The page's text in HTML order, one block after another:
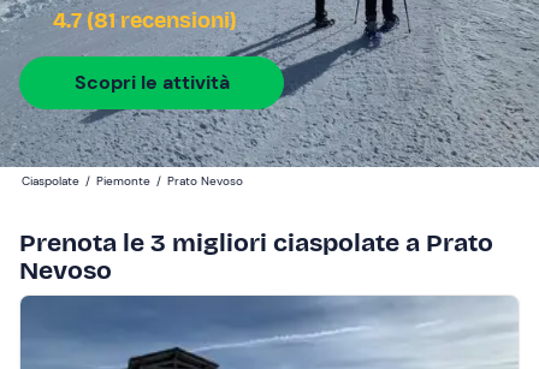
4.7 (81 recensioni)
Scopri le attività
Ciaspolate / Piemonte / Prato Nevoso
Prenota le 3 migliori ciaspolate a Prato
Nevoso